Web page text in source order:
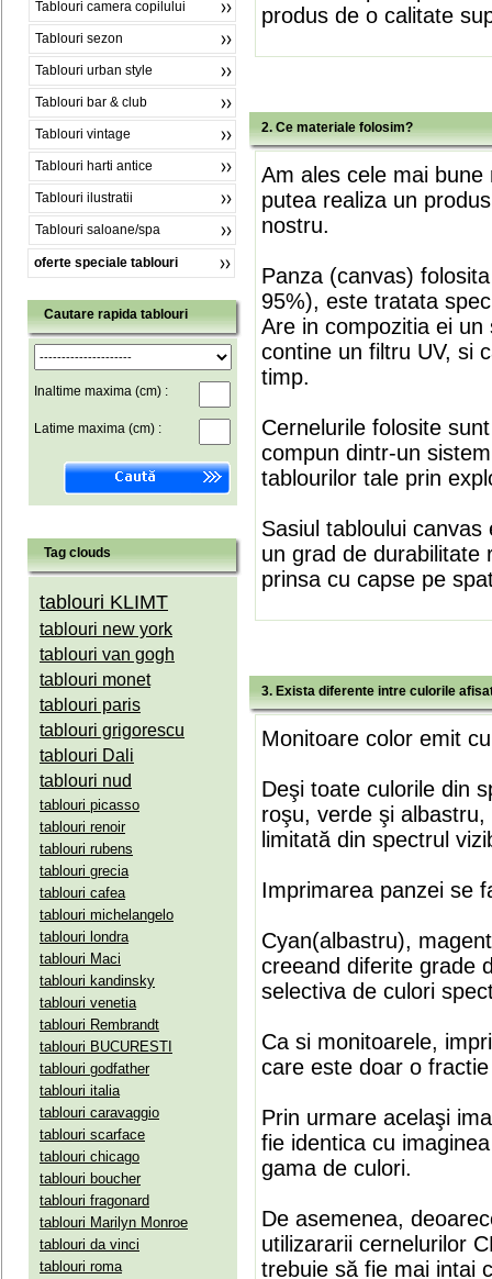
Tablouri camera copilului
Tablouri sezon
Tablouri urban style
Tablouri bar & club
Tablouri vintage
Tablouri harti antice
Tablouri ilustratii
Tablouri saloane/spa
oferte speciale tablouri
Cautare rapida tablouri
Inaltime maxima (cm) :
Latime maxima (cm) :
Tag clouds
tablouri KLIMT
tablouri new york
tablouri van gogh
tablouri monet
tablouri paris
tablouri grigorescu
tablouri Dali
tablouri nud
tablouri picasso
tablouri renoir
tablouri rubens
tablouri grecia
tablouri cafea
tablouri michelangelo
tablouri londra
tablouri Maci
tablouri kandinsky
tablouri venetia
tablouri Rembrandt
tablouri BUCURESTI
tablouri godfather
tablouri italia
tablouri caravaggio
tablouri scarface
tablouri chicago
tablouri boucher
tablouri fragonard
tablouri Marilyn Monroe
tablouri da vinci
tablouri roma
produs de o calitate
2. Ce materiale folosim?
Am ales cele mai
putea realiza un
nostru.
Panza (canvas)
95%), este tratata
Are in compozitia ei
contine un filtru UV, si
timp.
Cernelurile folosite
compun dintr-un
tablourilor tale prin
Sasiul tabloului
un grad de durabilitate
prinsa cu capse pe
3. Exista diferente intre culorile
Monitoare color emit
Deşi toate culorile din
roşu, verde şi
limitată din spectrul
Imprimarea panzei se
Cyan(albastru),
creeand diferite grade
selectiva de culori
Ca si monitoarele,
care este doar o
Prin urmare acelaşi
fie identica cu
gama de culori.
De asemenea,
utilizararii cernelurilor
trebuie să fie mai intai